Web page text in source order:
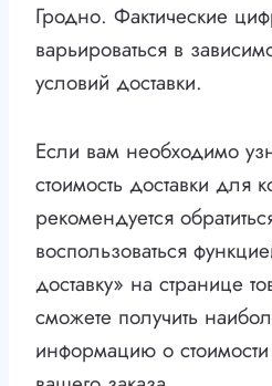
Гродно. Фактические
варьироваться в
условий доставки.
Если вам необходимо
стоимость доставки для
рекомендуется
воспользоваться
доставку» на странице
сможете получить
информацию о стоимости